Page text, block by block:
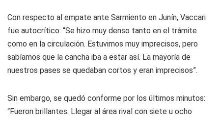
Con respecto al empate ante Sarmiento en Junín, Vaccari
fue autocrítico: “Se hizo muy denso tanto en el trámite
como en la circulación. Estuvimos muy imprecisos, pero
sabíamos que la cancha iba a estar así. La mayoría de
nuestros pases se quedaban cortos y eran imprecisos”.
Sin embargo, se quedó conforme por los últimos minutos:
“Fueron brillantes. Llegar al área rival con siete u ocho